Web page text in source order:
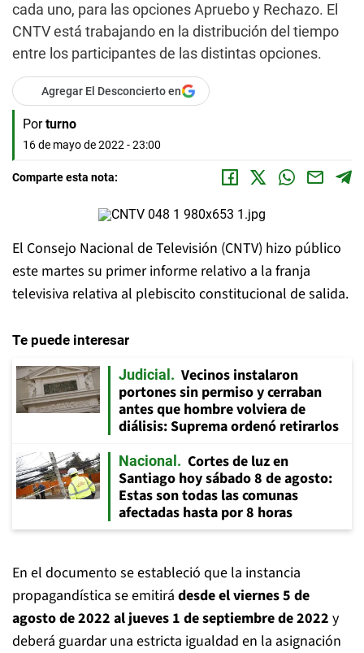
cada uno, para las opciones Apruebo y Rechazo. El
CNTV está trabajando en la distribución del tiempo
entre los participantes de las distintas opciones.
Agregar El Desconcierto en
Por turno
16 de mayo de 2022 - 23:00
Comparte esta nota:
El Consejo Nacional de Televisión (CNTV) hizo público
este martes su primer informe relativo a la franja
televisiva relativa al plebiscito constitucional de salida.
Te puede interesar
Judicial
Vecinos instalaron
portones sin permiso y cerraban
antes que hombre volviera de
diálisis: Suprema ordenó retirarlos
Nacional
Cortes de luz en
Santiago hoy sábado 8 de agosto:
Estas son todas las comunas
afectadas hasta por 8 horas
En el documento se estableció que la instancia
propagandística se emitirá desde el viernes 5 de
agosto de 2022 al jueves 1 de septiembre de 2022 y
deberá guardar una estricta igualdad en la asignación